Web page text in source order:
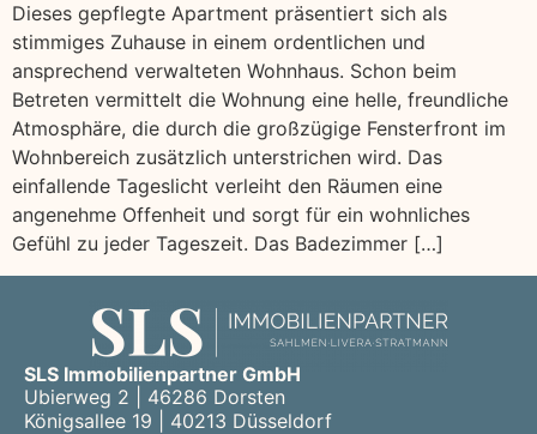
Dieses gepflegte Apartment präsentiert sich als
stimmiges Zuhause in einem ordentlichen und
ansprechend verwalteten Wohnhaus. Schon beim
Betreten vermittelt die Wohnung eine helle, freundliche
Atmosphäre, die durch die großzügige Fensterfront im
Wohnbereich zusätzlich unterstrichen wird. Das
einfallende Tageslicht verleiht den Räumen eine
angenehme Offenheit und sorgt für ein wohnliches
Gefühl zu jeder Tageszeit. Das Badezimmer […]
SLS Immobilienpartner GmbH
Ubierweg 2 | 46286 Dorsten
Königsallee 19 | 40213 Düsseldorf